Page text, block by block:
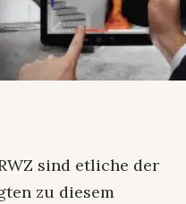
sind etliche der
zu diesem